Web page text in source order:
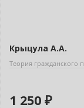
Крыцула А.А.
Теория гражданского
1 250 ₽